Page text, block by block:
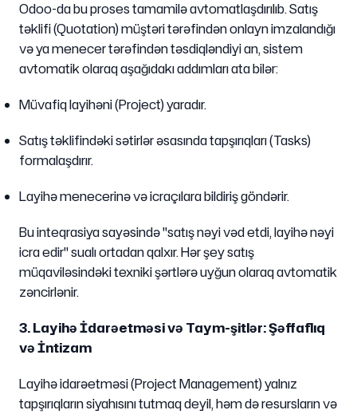
Odoo-da bu proses tamamilə avtomatlaşdırılıb. Satış
təklifi (Quotation) müştəri tərəfindən onlayn imzalandığı
və ya menecer tərəfindən təsdiqləndiyi an, sistem
avtomatik olaraq aşağıdakı addımları ata bilər:
Müvafiq layihəni (Project) yaradır.
Satış təklifindəki sətirlər əsasında tapşırıqları (Tasks)
formalaşdırır.
Layihə menecerinə və icraçılara bildiriş göndərir.
Bu inteqrasiya sayəsində "satış nəyi vəd etdi, layihə nəyi
icra edir" sualı ortadan qalxır. Hər şey satış
müqaviləsindəki texniki şərtlərə uyğun olaraq avtomatik
zəncirlənir.
3. Layihə İdarəetməsi və Taym-şitlər: Şəffaflıq
və İntizam
Layihə idarəetməsi (Project Management) yalnız
tapşırıqların siyahısını tutmaq deyil, həm də resursların və